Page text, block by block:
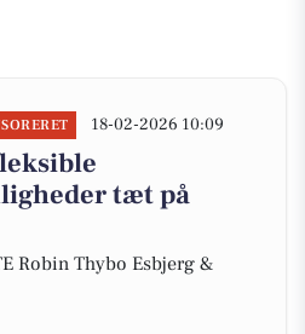
18-02-2026 10:09
tæt på
Robin Thybo Esbjerg &